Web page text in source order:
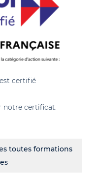
certifié
notre certificat.
toutes formations